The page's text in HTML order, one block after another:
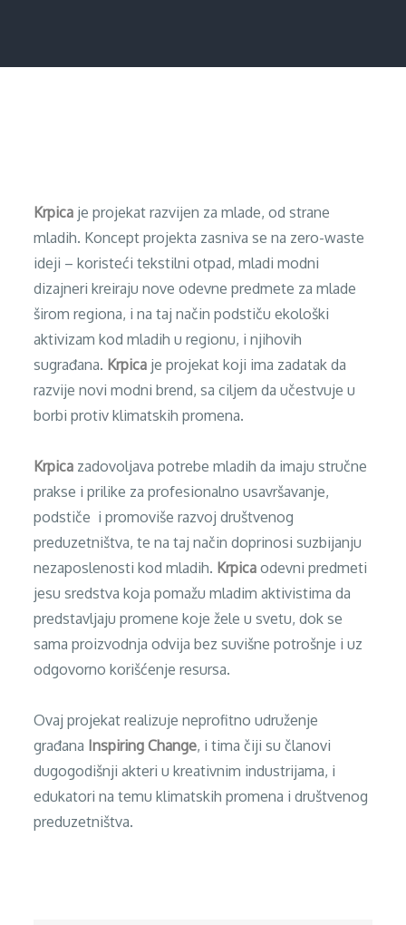
Krpica je projekat razvijen za mlade, od strane
mladih. Koncept projekta zasniva se na zero-waste
ideji – koristeći tekstilni otpad, mladi modni
dizajneri kreiraju nove odevne predmete za mlade
širom regiona, i na taj način podstiču ekološki
aktivizam kod mladih u regionu, i njihovih
sugrađana. Krpica je projekat koji ima zadatak da
razvije novi modni brend, sa ciljem da učestvuje u
borbi protiv klimatskih promena.
Krpica zadovoljava potrebe mladih da imaju stručne
prakse i prilike za profesionalno usavršavanje,
podstiče i promoviše razvoj društvenog
preduzetništva, te na taj način doprinosi suzbijanju
nezaposlenosti kod mladih. Krpica odevni predmeti
jesu sredstva koja pomažu mladim aktivistima da
predstavljaju promene koje žele u svetu, dok se
sama proizvodnja odvija bez suvišne potrošnje i uz
odgovorno korišćenje resursa.
Ovaj projekat realizuje neprofitno udruženje
građana Inspiring Change, i tima čiji su članovi
dugogodišnji akteri u kreativnim industrijama, i
edukatori na temu klimatskih promena i društvenog
preduzetništva.